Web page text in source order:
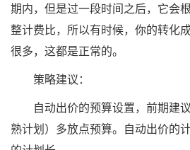
期内，但是过一段时间之后，它会
整计费比，所以有时候，你的转化
很多，这都是正常的。
策略建议：
自动出价的预算设置，前期建
熟计划）多放点预算。自动出价的